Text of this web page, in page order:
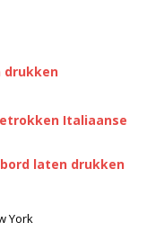
drukken
Italiaanse
laten drukken
York